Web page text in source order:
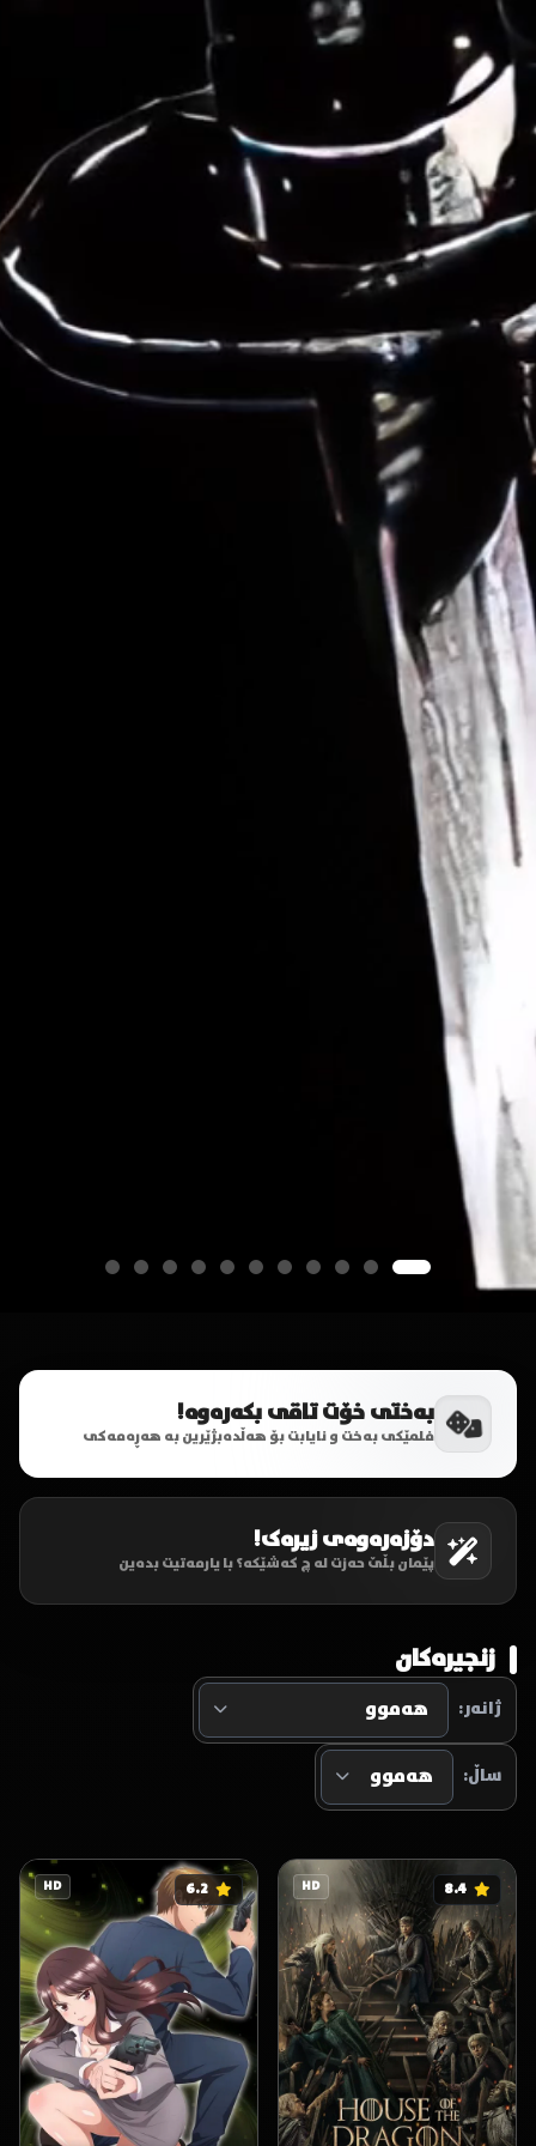
بەختی خۆت تاقی بکەرەوە!
فلمێکی بەخت و نایابت بۆ هەڵدەبژێرین بە هەڕەمەکی
دۆزەرەوەی زیرەک!
پێمان بڵێ حەزت لە چ کەشێکە؟ با یارمەتیت بدەین
زنجیرەکان
ژانەر:
ساڵ:
HD 8.4
HD 6.2